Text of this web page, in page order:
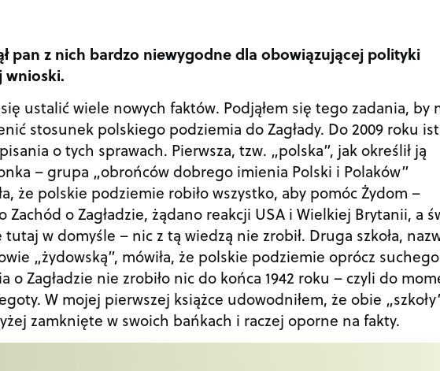
pan z nich bardzo niewygodne dla obowiązującej polityki
wnioski.
ustalić wiele nowych faktów. Podjąłem się tego zadania, by
stosunek polskiego podziemia do Zagłady. Do 2009 roku
o tych sprawach. Pierwsza, tzw. „polska”, jak określił ją
– grupa „obrońców dobrego imienia Polski i Polaków”
że polskie podziemie robiło wszystko, aby pomóc Żydom –
Zachód o Zagładzie, żądano reakcji USA i Wielkiej Brytanii, a
w domyśle – nic z tą wiedzą nie zrobił. Druga szkoła,
„żydowską”, mówiła, że polskie podziemie oprócz suchego
o Zagładzie nie zrobiło nic do końca 1942 roku – czyli do
W mojej pierwszej książce udowodniłem, że obie
zamknięte w swoich bańkach i raczej oporne na fakty.